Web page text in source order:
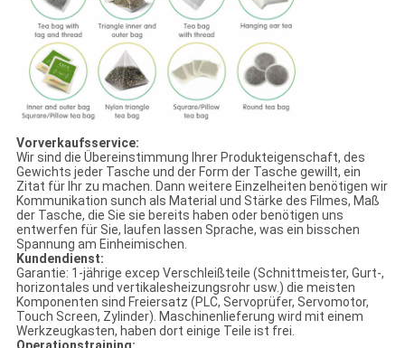
Vorverkaufsservice:
Wir sind die Übereinstimmung Ihrer Produkteigenschaft, des
Gewichts jeder Tasche und der Form der Tasche gewillt, ein
Zitat für Ihr zu machen. Dann weitere Einzelheiten benötigen wir
Kommunikation sunch als Material und Stärke des Filmes, Maß
der Tasche, die Sie sie bereits haben oder benötigen uns
entwerfen für Sie, laufen lassen Sprache, was ein bisschen
Spannung am Einheimischen.
Kundendienst:
Garantie: 1-jährige excep Verschleißteile (Schnittmeister, Gurt-,
horizontales und vertikalesheizungsrohr usw.) die meisten
Komponenten sind Freiersatz (PLC, Servoprüfer, Servomotor,
Touch Screen, Zylinder). Maschinenlieferung wird mit einem
Werkzeugkasten, haben dort einige Teile ist frei.